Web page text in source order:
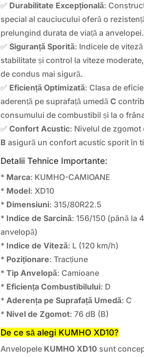
✅ Durabilitate Excepțională:
special al cauciucului oferă o
prelungind durata de viață a anvelopei.
✅Siguranță Sporită: Indicele de viteză
stabilitate și control la viteze
de condus mai sigură.
✅ Eficiență Optimizată: Clasa de
aderență pe suprafață umedăC
consumului de combustibil și la o
✅Confort Acustic: Nivelul de
B asigură un confort acustic sporit în
Detalii Tehnice Importante:
* Marca: KUMHO-CAMIOANE
* Model: XD10
* Dimensiuni: 315/80R22.5
* Indice de Sarcină: 156/150 (până la
anvelopă)
* Indice de Viteză: L (120 km/h)
* Poziționare: Tracțiune
*Tip Anvelopă: Camioane
* Eficiența Combustibilului: D
*Aderența pe Suprafață Umedă: C
* Nivel de Zgomot: 76 dB (B)
De ce să alegi KUMHO XD10?
Anvelopele KUMHO XD10 sunt